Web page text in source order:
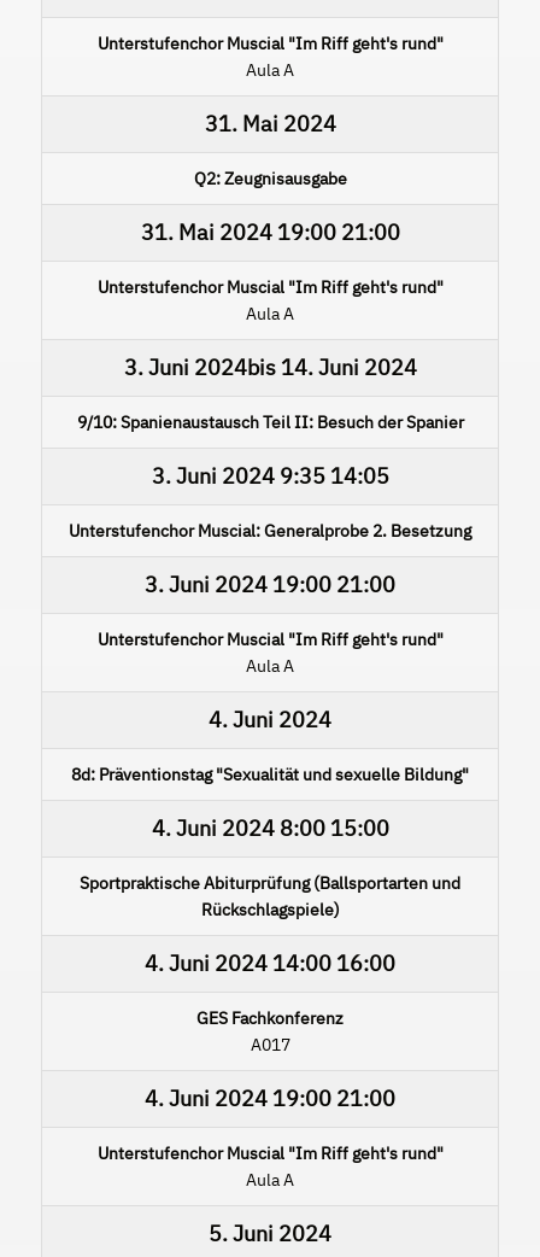
Unterstufenchor Muscial "Im Riff geht's rund"
Aula A
31. Mai 2024
Q2: Zeugnisausgabe
31. Mai 202419:00 21:00
Unterstufenchor Muscial "Im Riff geht's rund"
Aula A
3. Juni 2024bis 14. Juni 2024
9/10: Spanienaustausch Teil II: Besuch der Spanier
3. Juni 20249:35 14:05
Unterstufenchor Muscial: Generalprobe 2. Besetzung
3. Juni 2024 19:00 21:00
Unterstufenchor Muscial "Im Riff geht's rund"
Aula A
4. Juni 2024
8d: Präventionstag "Sexualität und sexuelle Bildung"
4. Juni 20248:00 15:00
Sportpraktische Abiturprüfung (Ballsportarten und
Rückschlagspiele)
4. Juni 2024 14:00 16:00
GES Fachkonferenz
A017
4. Juni 2024 19:00 21:00
Unterstufenchor Muscial "Im Riff geht's rund"
Aula A
5. Juni 2024